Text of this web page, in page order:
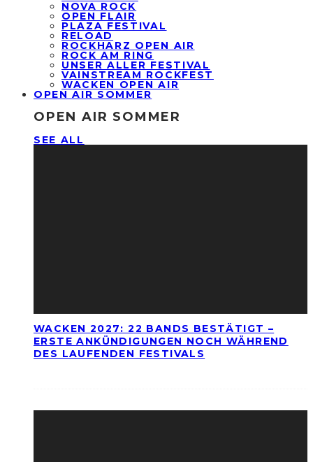
NOVA ROCK
OPEN FLAIR
PLAZA FESTIVAL
RELOAD
ROCKHARZ OPEN AIR
ROCK AM RING
UNSER ALLER FESTIVAL
VAINSTREAM ROCKFEST
WACKEN OPEN AIR
OPEN AIR SOMMER
OPEN AIR SOMMER
SEE ALL
WACKEN 2027: 22 BANDS BESTÄTIGT –
ERSTE ANKÜNDIGUNGEN NOCH WÄHREND
DES LAUFENDEN FESTIVALS